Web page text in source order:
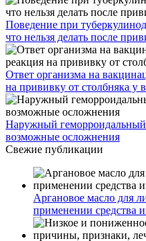
Поведение при
что нельзя делать после
Ответ организма на
на прививку от столбняка у
Наружный геморроидальный
возможные осложнения
Свежие публикации
Аргановое масло для
применении средства